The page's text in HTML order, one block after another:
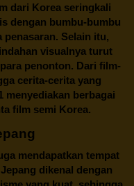
dari Korea seringkali
dengan bumbu-bumbu
penasaran. Selain itu,
visualnya turut
penonton. Dari film-
cerita-cerita yang
menyediakan berbagai
film semi Korea.
mendapatkan tempat
dikenal dengan